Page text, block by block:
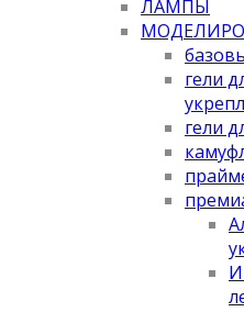
ЛАМПЫ
гели
гели